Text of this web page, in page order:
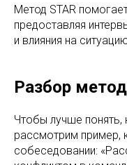
Метод STAR
предоставляя
и влияния на
Разбор
Чтобы лучше понять,
рассмотрим пример,
собеседовании: